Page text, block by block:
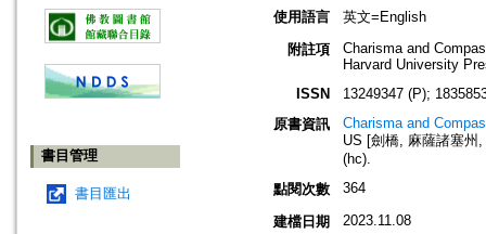
書目管理
書目匯出
使用語言
英文=English
附註項
Charisma and
Harvard University
ISSN
13249347 (P);
原書資訊
Charisma and
US [劍橋, 麻薩諸塞州
(hc).
點閱次數
364
建檔日期 2023.11.08